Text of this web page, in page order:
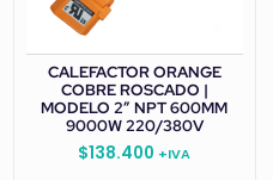
CALEFACTOR ORANGE
COBRE ROSCADO |
MODELO 2” NPT 600MM
9000W 220/380V
$138.400 +IVA